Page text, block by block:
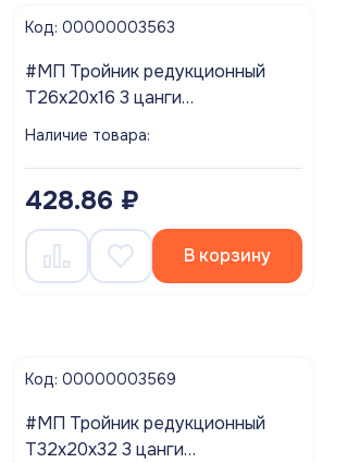
Код: 00000003563
#МП Тройник редукционный
T26х20х16 3 цанги
VTm.331.N.262016 VALTEC ###
Распродажа!!!
Наличие товара:
428.86 ₽
В корзину
Код: 00000003569
#МП Тройник редукционный
T32х20х32 3 цанги